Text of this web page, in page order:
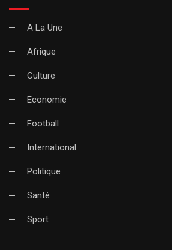
A La Une
Afrique
Culture
Economie
Football
International
Politique
Santé
Sport